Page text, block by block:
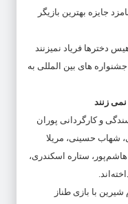
جایزه بهترین بازیگر
دخترها فریاد نمیزنند
از جشنواره های بین المللی به
زنند
و کارگردانی پوران
شهاب حسینی، مریلا
ستاره اسکندری،
شیرین با بازی طناز